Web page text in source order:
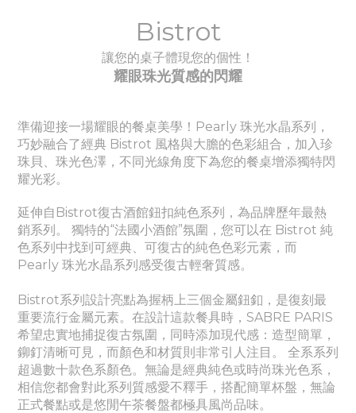
Bistrot
讓您的桌子體現您的個性！
耀眼珠光質感的閃耀
準備迎接一場耀眼的餐桌美學！Pearly 珠光水晶系列，
巧妙融合了經典 Bistrot 風格與大膽的色彩組合，加入珍
珠貝、珠光色澤，不同光線角度下為您的餐桌增添獨特閃
耀光彩。
延伸自Bistrot復古酒館鈕扣純色系列，為品牌歷年最熱
銷系列。 獨特的“法國小酒館”氛圍，您可以在 Bistrot 純
色系列中找到可經典、 可復古的純色色彩元素，而
Pearly 珠光水晶系列感受復古輕奢質感。
Bistrot系列設計亮點為握柄上三個金屬鈕釦，是復刻最
重要流行金屬元素。 在設計這款餐具時，SABRE PARIS
希望忠實地捕捉復古氛圍，同時添加現代感：造型簡單，
鉚釘清晰可見，而顏色和材質則非常引人注目。 全系系列
超過數十款色系顏色。無論是經典純色或時尚珠光色系，
相信您都會對此系列質感愛不釋手，搭配簡單杯盤，無論
正式餐點或是悠閒午茶餐盤都極具風尚品味。